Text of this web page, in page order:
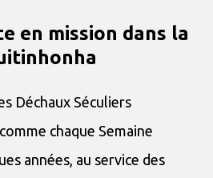
en mission dans la
Déchaux Séculiers
chaque Semaine
années, au service des